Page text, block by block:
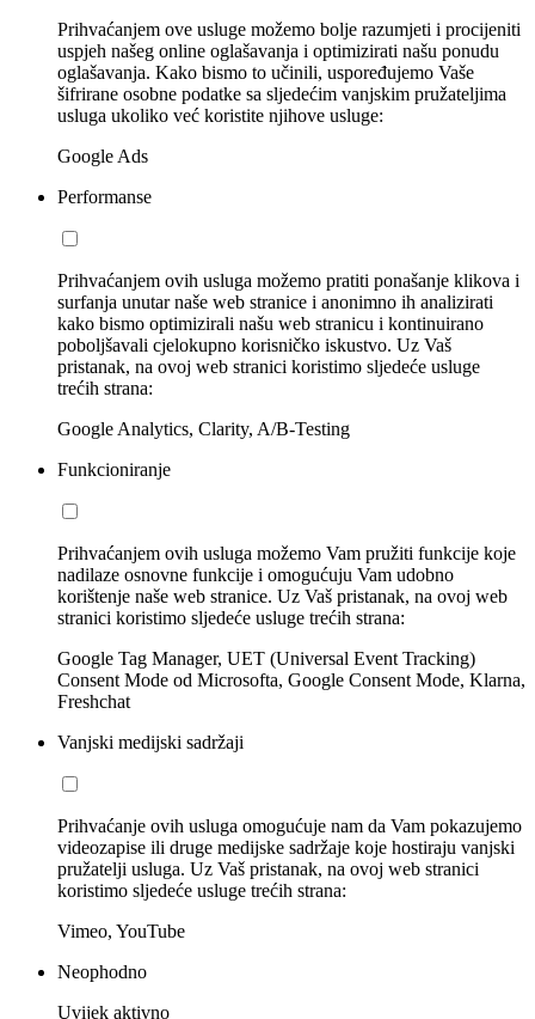
Prihvaćanjem ove usluge možemo bolje razumjeti i procijeniti
uspjeh našeg online oglašavanja i optimizirati našu ponudu
oglašavanja. Kako bismo to učinili, uspoređujemo Vaše
šifrirane osobne podatke sa sljedećim vanjskim pružateljima
usluga ukoliko već koristite njihove usluge:
Google Ads
Performanse
Prihvaćanjem ovih usluga možemo pratiti ponašanje klikova i
surfanja unutar naše web stranice i anonimno ih analizirati
kako bismo optimizirali našu web stranicu i kontinuirano
poboljšavali cjelokupno korisničko iskustvo. Uz Vaš
pristanak, na ovoj web stranici koristimo sljedeće usluge
trećih strana:
Google Analytics, Clarity, A/B-Testing
Funkcioniranje
Prihvaćanjem ovih usluga možemo Vam pružiti funkcije koje
nadilaze osnovne funkcije i omogućuju Vam udobno
korištenje naše web stranice. Uz Vaš pristanak, na ovoj web
stranici koristimo sljedeće usluge trećih strana:
Google Tag Manager, UET (Universal Event Tracking)
Consent Mode od Microsofta, Google Consent Mode, Klarna,
Freshchat
Vanjski medijski sadržaji
Prihvaćanje ovih usluga omogućuje nam da Vam pokazujemo
videozapise ili druge medijske sadržaje koje hostiraju vanjski
pružatelji usluga. Uz Vaš pristanak, na ovoj web stranici
koristimo sljedeće usluge trećih strana:
Vimeo, YouTube
Neophodno
Uvijek aktivno